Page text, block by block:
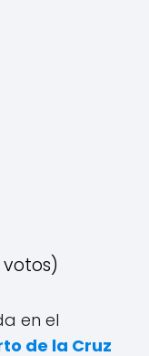
en el
de la Cruz